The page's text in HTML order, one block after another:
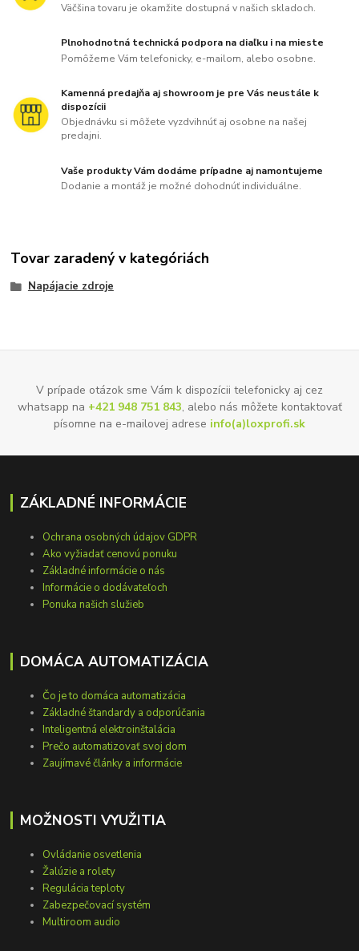
Väčšina tovaru je okamžite dostupná v našich skladoch.
Plnohodnotná technická podpora na diaľku i na mieste
Pomôžeme Vám telefonicky, e-mailom, alebo osobne.
Kamenná predajňa aj showroom je pre Vás neustále k
dispozícii
Objednávku si môžete vyzdvihnúť aj osobne na našej
predajni.
Vaše produkty Vám dodáme prípadne aj namontujeme
Dodanie a montáž je možné dohodnúť individuálne.
Tovar zaradený v kategóriách
Napájacie zdroje
V prípade otázok sme Vám k dispozícii telefonicky aj cez
whatsapp na +421 948 751 843, alebo nás môžete kontaktovať
písomne na e-mailovej adrese info(a)loxprofi.sk
ZÁKLADNÉ INFORMÁCIE
Ochrana osobných údajov GDPR
Ako vyžiadať cenovú ponuku
Základné informácie o nás
Informácie o dodávateľoch
Ponuka našich služieb
DOMÁCA AUTOMATIZÁCIA
Čo je to domáca automatizácia
Základné štandardy a odporúčania
Inteligentná elektroinštalácia
Prečo automatizovať svoj dom
Zaujímavé články a informácie
MOŽNOSTI VYUŽITIA
Ovládanie osvetlenia
Žalúzie a rolety
Regulácia teploty
Zabezpečovací systém
Multiroom audio